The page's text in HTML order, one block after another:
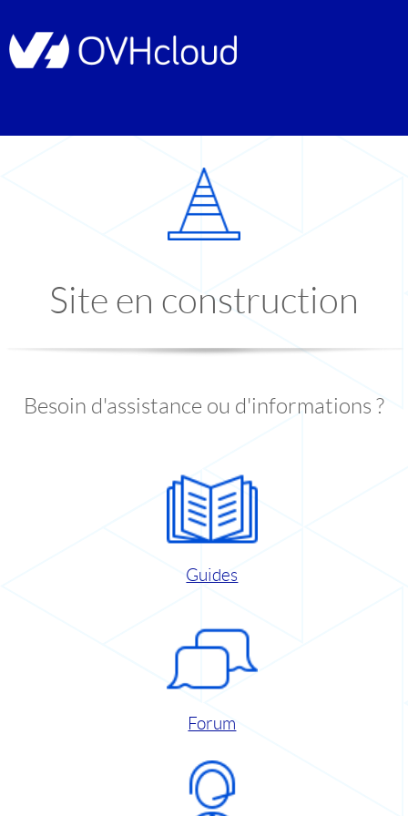
Site en construction
Besoin d'assistance ou d'informations ?
Guides
Forum